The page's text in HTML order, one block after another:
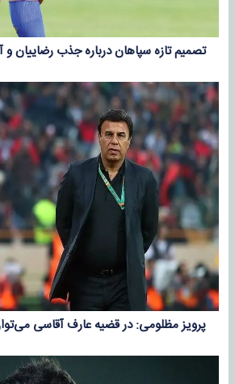
تصمیم تازه سپاهان درباره جذب رضاییان و
پرویز مظلومی: در قضیه عارف آقاسی